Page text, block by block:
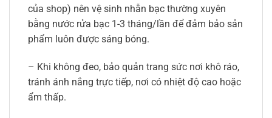
của shop) nên vệ sinh nhẫn bạc thường xuyên
bằng nước rửa bạc 1-3 tháng/lần để đảm bảo sản
phẩm luôn được sáng bóng.
– Khi không đeo, bảo quản trang sức nơi khô ráo,
tránh ánh nắng trực tiếp, nơi có nhiệt độ cao hoặc
ẩm thấp.